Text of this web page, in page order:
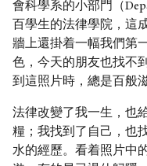
會科學系的小部門（
百學生的法律學院，這
牆上還掛着一幅我們第
色，今天的朋友也找不
到這照片時，總是百般
法律改變了我一生，也
糧；我找到了自己，也
水的經歷。看着照片中